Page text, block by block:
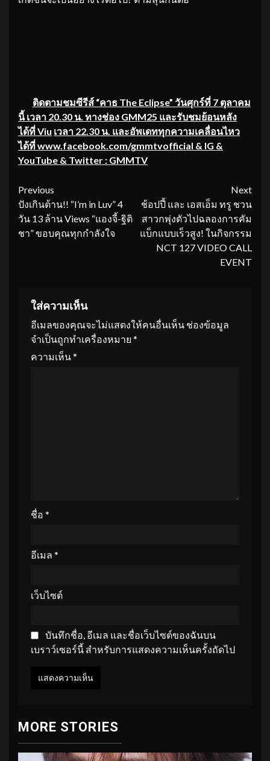
ติดตามชมซีรีส์ “คาธ The Eclipse” วันศุกร์ที่ 7 ตุลาคม
นี้เวลา 20.30 น. ทางช่อง GMM25 และรับชมย้อนหลัง
ได้ที่Viu เวลา 22.30 น. และอัพเดททุกความเคลื่อนไหว
ได้ที่www.facebook.com/gmmtvofficial & IG &
YouTube & Twitter : GMMTV
Continue
Reading
Previous
ปังเกินต้าน!! “I’m in Luv” 4
วัน 13 ล้าน Views “แองจี้-ฐิติ
ชา” ขอบคุณทุกกำลังใจ
Next
ช้อปปี้ และ เอสเอ็ม ทรู ชวน
สาวกพุ่งตัวไปฉลองการคัม
แบ็กแบบเร็วสูง! ในกิจกรรม
NCT 127 VIDEO CALL
EVENT
ใส่ความเห็น
อีเมลของคุณจะไม่แสดงให้คนอื่นเห็น ช่องข้อมูล
จำเป็นถูกทำเครื่องหมาย *
ความเห็น*
ชื่อ *
อีเมล *
เว็บไซต์
บันทึกชื่อ, อีเมล และชื่อเว็บไซต์ของฉันบน
เบราว์เซอร์นี้ สำหรับการแสดงความเห็นครั้งถัดไป
MORE STORIES